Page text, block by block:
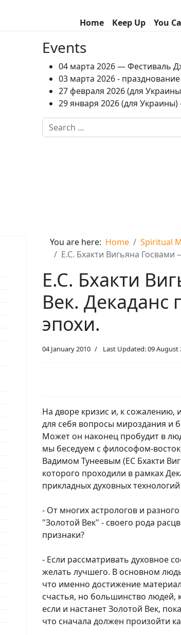
Home Keep Up You
Events
04 марта 2026 — Фестиваль
03 марта 2026 -
27 февраля 2026 (для
29 января 2026 (для
Search
You are here: Home Spiritual
Е.С. Бхакти Вигьяна
Е.С. Бхакти
Век. Декаданс
эпохи.
04 January 2010 Last Updated: 09 August
На дворе кризис и, к сожалению,
для себя вопросы мироздания и
Может он наконец пробудит в
мы беседуем с философом-
Вадимом Тунеевым (ЕС Бхакти
которого проходили в рамках
прикладных духовных
- От многих астрологов и
"Золотой Век" - своего рода
признаки?
- Если рассматривать духовное
желать лучшего. В основном
что именно достижение
счастья, но большинство людей,
если и настанет Золотой Век,
что сначала должен произойти